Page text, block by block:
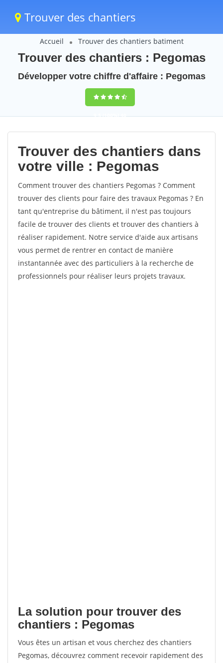
Trouver des chantiers
Accueil Trouver des chantiers batiment
Trouver des chantiers : Pegomas
Développer votre chiffre d'affaire : Pegomas
9,5(100%)40
votes
Trouver des chantiers dans
votre ville : Pegomas
Comment trouver des chantiers Pegomas ? Comment
trouver des clients pour faire des travaux Pegomas ? En
tant qu'entreprise du bâtiment, il n'est pas toujours
facile de trouver des clients et trouver des chantiers à
réaliser rapidement. Notre service d'aide aux artisans
vous permet de rentrer en contact de manière
instantannée avec des particuliers à la recherche de
professionnels pour réaliser leurs projets travaux.
La solution pour trouver des
chantiers : Pegomas
Vous êtes un artisan et vous cherchez des chantiers
Pegomas, découvrez comment recevoir rapidement des